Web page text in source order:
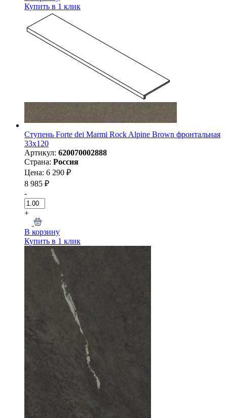
Купить в 1 клик
Ступень Forte dei Marmi Rock Alpine Brown фронтальная
33x120
Артикул: 620070002888
Страна: Россия
Цена: 6 290 ₽
8 985 ₽
-
+
В корзину
Купить в 1 клик